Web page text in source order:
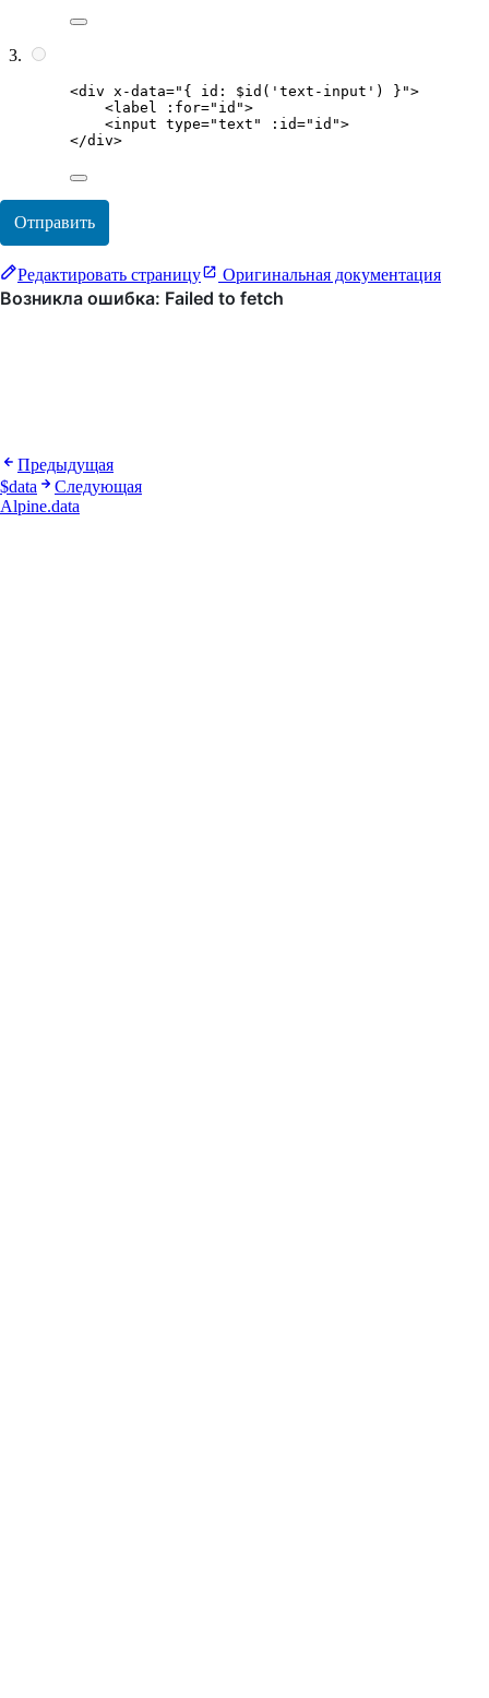
<div x-data=" { id: $id('text-input') } ">
<label :for=" id ">
<input type="text " :id=" id ">
</div>
Отправить
Редактировать страницу Оригинальная документация
Предыдущая
$data
Следующая
Alpine.data